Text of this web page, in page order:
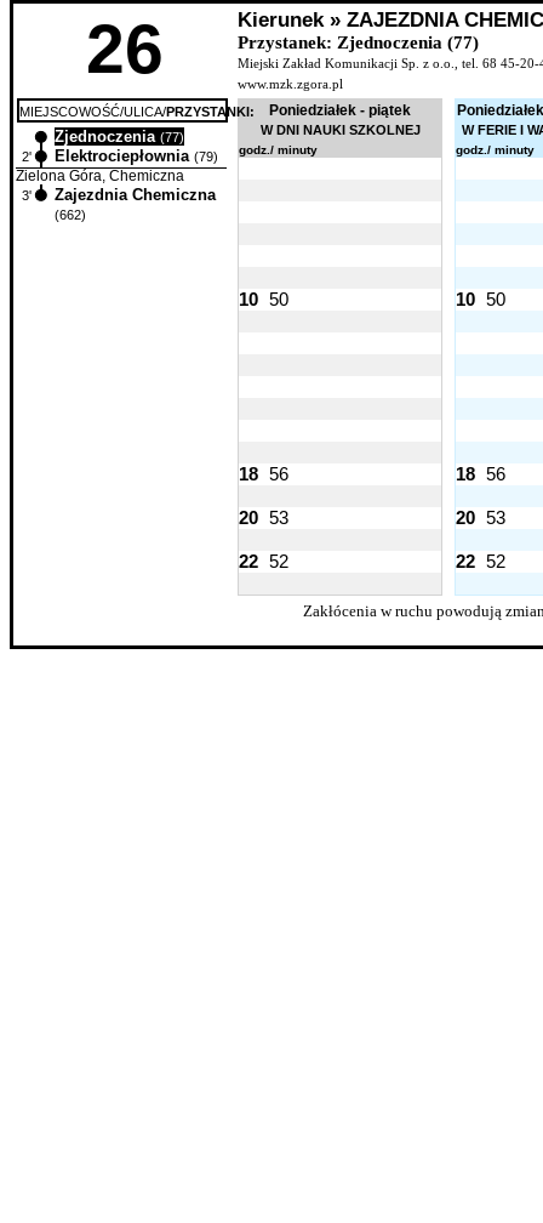
26 Kierunek » ZAJEZDNIA
Przystanek: Zjednoczenia (77)
Miejski Zakład Komunikacji Sp. z o.o., tel. 68 45-20-
www.mzk.zgora.pl
MIEJSCOWOŚĆ/ULICA/PRZYSTANKI:
Zjednoczenia (77)
2'
Elektrociepłownia (79)
Zielona Góra, Chemiczna
3' Zajezdnia Chemiczna
(662)
Poniedziałek - piątek
W DNI NAUKI SZKOLNEJ W FERIE I
godz./ minuty godz./ minuty
10 50 10 50
18 56 18 56
20 53 20 53
22 52 22 52
Zakłócenia w ruchu powodują